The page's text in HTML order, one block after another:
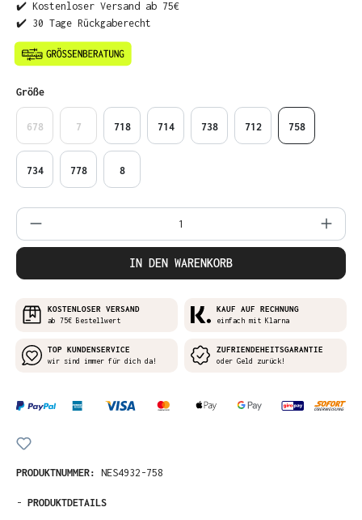
✔️ Kostenloser Versand ab 75€
✔️ 30 Tage Rückgaberecht
Größeauswählen
678 7 718 714 738 712 758
734 778 8
Produkt Anzahl: Gib den gewünschten
IN DEN WARENKORB
KOSTENLOSER VERSAND
ab 75€ Bestellwert
KAUF AUF RECHNUNG
einfach mit Klarna
TOP KUNDENSERVICE
wir sind immer für dich da!
ZUFRIENDEHEITSGARANTIE
oder Geld zurück!
PRODUKTNUMMER: NES4932-758
- PRODUKTDETAILS